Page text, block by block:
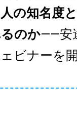
の知名度
のか——安
ビナーを